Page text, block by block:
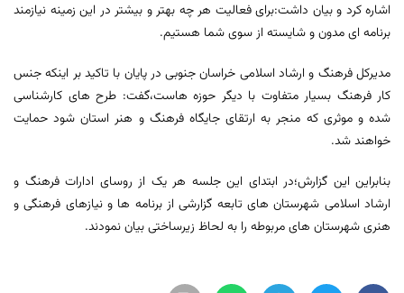
اشاره کرد و بیان داشت:برای فعالیت هر چه بهتر و بیشتر در این زمینه نیازمند
برنامه ای مدون و شایسته از سوی شما هستیم.
مدیرکل فرهنگ و ارشاد اسلامی خراسان جنوبی در پایان با تاکید بر اینکه جنس
کار فرهنگ بسیار متفاوت با دیگر حوزه هاست،گفت: طرح های کارشناسی
شده و موثری که منجر به ارتقای جایگاه فرهنگ و هنر استان شود حمایت
خواهند شد.
بنابراین این گزارش؛در ابتدای این جلسه هر یک از روسای ادارات فرهنگ و
ارشاد اسلامی شهرستان های تابعه گزارشی از برنامه ها و نیازهای فرهنگی و
هنری شهرستان های مربوطه را به لحاظ زیرساختی بیان نمودند.